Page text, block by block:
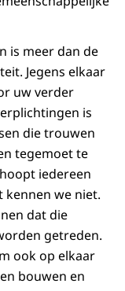
is meer dan de
Jegens elkaar
uw verder
is
die trouwen
tegemoet te
iedereen
kennen we niet.
dat die
getreden.
ook op elkaar
bouwen en